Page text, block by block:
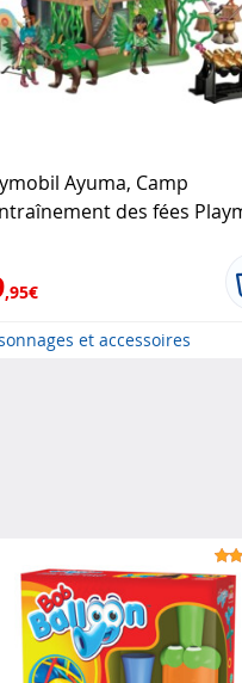
Ayuma, Camp
des fées
,95€
et accessoires